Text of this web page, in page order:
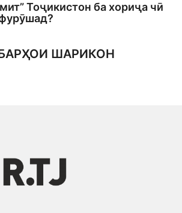
Тоҷикистон ба хориҷа чӣ
ШАРИКОН